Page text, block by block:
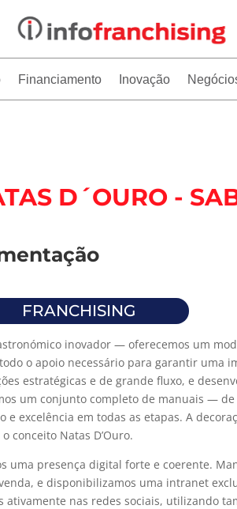
Financiamento Inovação
D´OURO -
FRANCHISING
inovador — oferecemos um
o apoio necessário para garantir uma
estratégicas e de grande fluxo, e
um conjunto completo de manuais —
excelência em todas as etapas. A
conceito Natas D’Ouro.
uma presença digital forte e coerente.
e disponibilizamos uma intranet
ativamente nas redes sociais, utilizando